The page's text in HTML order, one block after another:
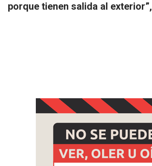
porque tienen salida al exterior”,